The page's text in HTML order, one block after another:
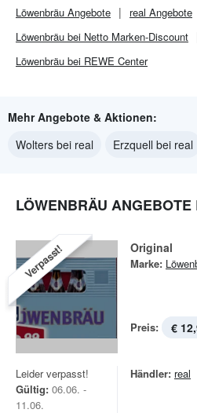
Löwenbräu Angebote real Angebote
Löwenbräu bei Netto Marken-Discount
Löwenbräu bei REWE Center
Mehr Angebote & Aktionen:
Wolters bei real
Erzquell bei real
LÖWENBRÄU
Verpasst! Original
Marke:
Preis: €
Leider verpasst!
Gültig: 06.06. -
11.06.
Händler: real